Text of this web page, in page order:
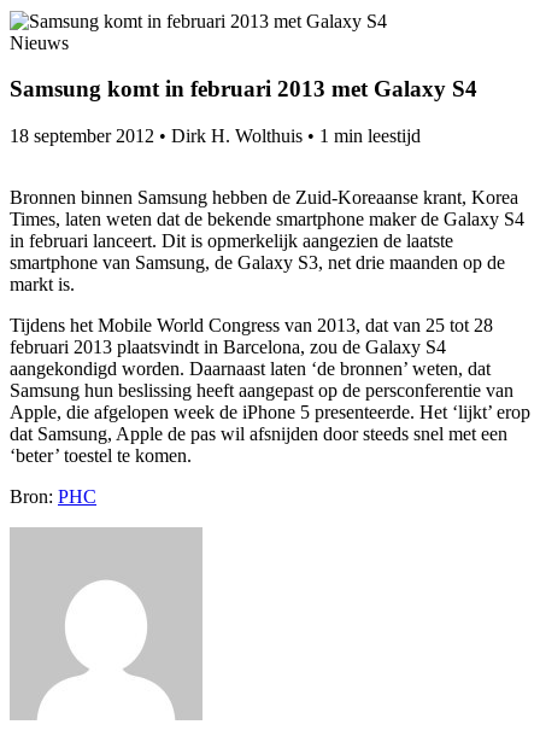
Nieuws
Samsung komt in februari 2013 met Galaxy S4
18 september 2012 • Dirk H. Wolthuis • 1 min leestijd
Bronnen binnen Samsung hebben de Zuid-Koreaanse krant, Korea
Times, laten weten dat de bekende smartphone maker de Galaxy S4
in februari lanceert. Dit is opmerkelijk aangezien de laatste
smartphone van Samsung, de Galaxy S3, net drie maanden op de
markt is.
Tijdens het Mobile World Congress van 2013, dat van 25 tot 28
februari 2013 plaatsvindt in Barcelona, zou de Galaxy S4
aangekondigd worden. Daarnaast laten ‘de bronnen’ weten, dat
Samsung hun beslissing heeft aangepast op de persconferentie van
Apple, die afgelopen week de iPhone 5 presenteerde. Het ‘lijkt’ erop
dat Samsung, Apple de pas wil afsnijden door steeds snel met een
‘beter’ toestel te komen.
Bron: PHC